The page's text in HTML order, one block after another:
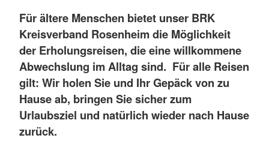
Für ältere Menschen bietet unser BRK
Kreisverband Rosenheim die Möglichkeit
der Erholungsreisen, die eine willkommene
Abwechslung im Alltag sind. Für alle Reisen
gilt: Wir holen Sie und Ihr Gepäck von zu
Hause ab, bringen Sie sicher zum
Urlaubsziel und natürlich wieder nach Hause
zurück.